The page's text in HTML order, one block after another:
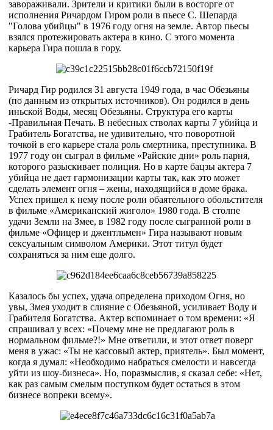
завораживали. Зрители и критики были в восторге от
исполнения Ричардом Гиром роли в пьесе С. Шепарда
"Голова убийцы" в 1976 году огня на земле. Автор пьесы
взялся протежировать актера в кино. С этого момента
карьера Гира пошла в гору.
Ричард Гир родился 31 августа 1949 года, в час Обезьяны
(по данным из открытых источников). Он родился в день
иньской Воды, месяц Обезьяны. Структура его карты
-Правильная Печать. В небесных стволах карты 7 убийца и
Грабитель Богатства, не удивительно, что поворотной
точкой в его карьере стала роль смертника, преступника. В
1977 году он сыграл в фильме «Райские дни» роль парня,
которого разыскивает полиция. Но в карте бацзы актера 7
убийца не дает гармонизации карты так, как это может
сделать элемент огня – жены, находящийся в доме брака.
Успех пришел к нему после роли обаятельного обольстителя
в фильме «Американский жиголо» 1980 года. В столпе
удачи Земли на Змее, в 1982 году после сыгранной роли в
фильме «Офицер и джентльмен» Гира называют новым
сексуальным символом Америки. Этот титул будет
сохраняться за ним еще долго.
Казалось бы успех, удача определена приходом Огня, но
увы, Змея уходит в слияние с Обезьяной, усиливает Воду и
Грабителя Богатства. Актер вспоминает о том времени: «Я
спрашивал у всех: «Почему мне не предлагают роль в
нормальном фильме?!» Мне ответили, и этот ответ поверг
меня в ужас: «Ты не кассовый актер, приятель». Был момент,
когда я думал: «Необходимо набраться смелости и навсегда
уйти из шоу-бизнеса». Но, поразмыслив, я сказал себе: «Нет,
как раз самым смелым поступком будет остаться в этом
бизнесе вопреки всему».